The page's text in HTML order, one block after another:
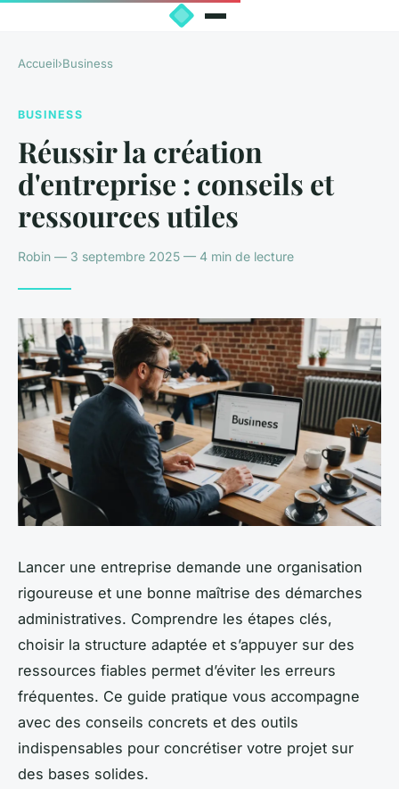
Accueil›Business
BUSINESS
Réussir la création
d'entreprise : conseils et
ressources utiles
Robin — 3 septembre 2025 — 4 min de lecture
Lancer une entreprise demande une organisation
rigoureuse et une bonne maîtrise des démarches
administratives. Comprendre les étapes clés,
choisir la structure adaptée et s’appuyer sur des
ressources fiables permet d’éviter les erreurs
fréquentes. Ce guide pratique vous accompagne
avec des conseils concrets et des outils
indispensables pour concrétiser votre projet sur
des bases solides.